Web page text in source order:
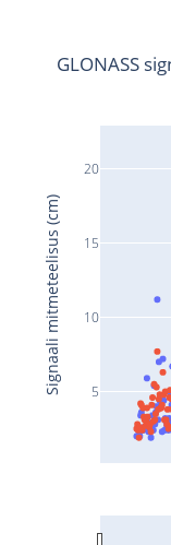
5
10
15
20
GLONASS
Signaali mitmeteelisus (cm)